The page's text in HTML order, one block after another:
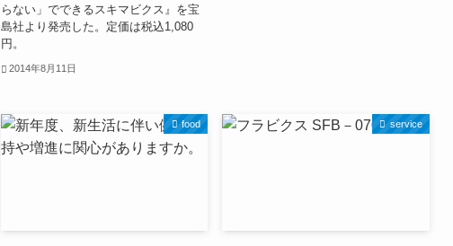
らない」でできるスキマビクス』を宝
島社より発売した。定価は税込1,080
円。
2014年8月11日
food service